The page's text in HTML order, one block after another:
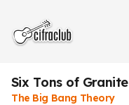
Six Tons of Granite
The Big Bang Theory